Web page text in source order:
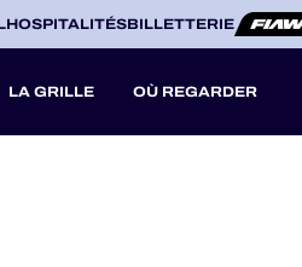
HOSPITALITÉSBILLETTERIE
LA GRILLE OÙ REGARDER